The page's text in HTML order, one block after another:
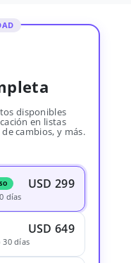
disponibles
en listas
cambios, y más.
USD 299
días
USD 649
30 días